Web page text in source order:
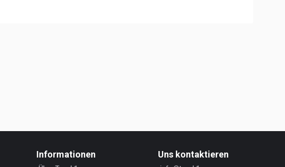
Informationen Uns kontaktieren